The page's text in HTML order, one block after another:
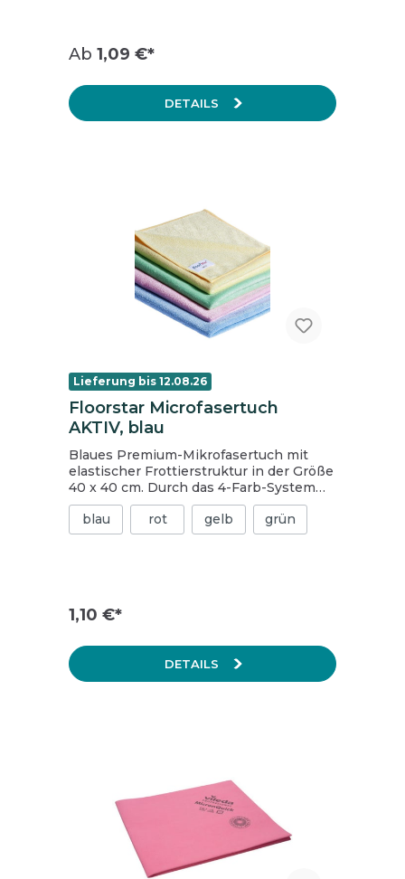
Sprühreinigungsmethode geeignet
stabile Qualität mit doppelt vernähten
Kanten 1 Packung = 5 Stk., 1 Karton = 100
Stk.
Ab 1,09 €*
DETAILS
Lieferung bis 12.08.26
Floorstar Microfasertuch
AKTIV, blau
Blaues Premium-Mikrofasertuch mit
elastischer Frottierstruktur in der Größe
40 x 40 cm. Durch das 4-Farb-System
können Sie den Einsatzzweck des
Tuches einfach kenntlich machen. Das
Tuch ist universell einsetzbar und für
blau rot gelb grün
1,10 €*
DETAILS